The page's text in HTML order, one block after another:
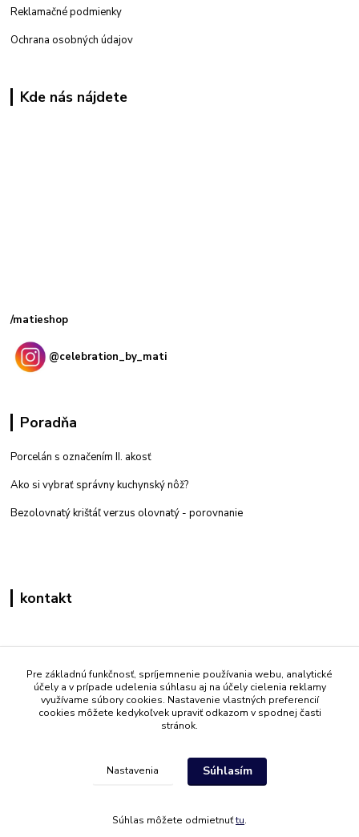
Reklamačné podmienky
Ochrana osobných údajov
Kde nás nájdete
/matieshop
@celebration_by_mati
Poradňa
Porcelán s označením II. akosť
Ako si vybrať správny kuchynský nôž?
Bezolovnatý krištáľ verzus olovnatý - porovnanie
kontakt
+421 908 861 051
(Po - Pia 7:30-15:30)
info@mati.sk
Pre základnú funkčnosť, spríjemnenie používania webu, analytické
účely a v prípade udelenia súhlasu aj na účely cielenia reklamy
využívame súbory cookies. Nastavenie vlastných preferencií
cookies môžete kedykoľvek upraviť odkazom v spodnej časti
stránok.
Nastavenia Súhlasím
Súhlas môžete odmietnuťtu.